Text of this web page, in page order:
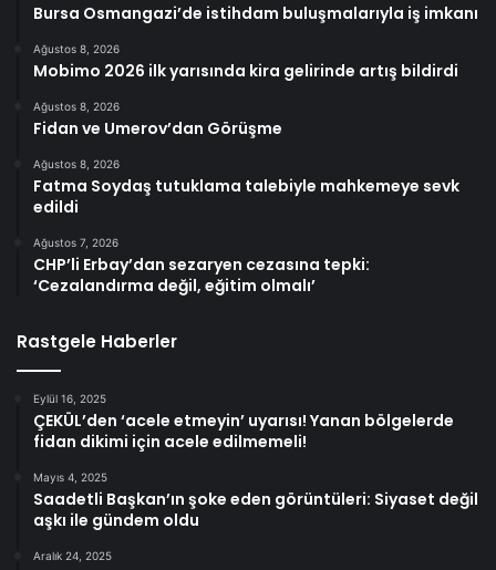
Bursa Osmangazi’de istihdam buluşmalarıyla iş imkanı
Ağustos 8, 2026
Mobimo 2026 ilk yarısında kira gelirinde artış bildirdi
Ağustos 8, 2026
Fidan ve Umerov’dan Görüşme
Ağustos 8, 2026
Fatma Soydaş tutuklama talebiyle mahkemeye sevk
edildi
Ağustos 7, 2026
CHP’li Erbay’dan sezaryen cezasına tepki:
‘Cezalandırma değil, eğitim olmalı’
Rastgele Haberler
Eylül 16, 2025
ÇEKÜL’den ‘acele etmeyin’ uyarısı! Yanan bölgelerde
fidan dikimi için acele edilmemeli!
Mayıs 4, 2025
Saadetli Başkan’ın şoke eden görüntüleri: Siyaset değil
aşkı ile gündem oldu
Aralık 24, 2025